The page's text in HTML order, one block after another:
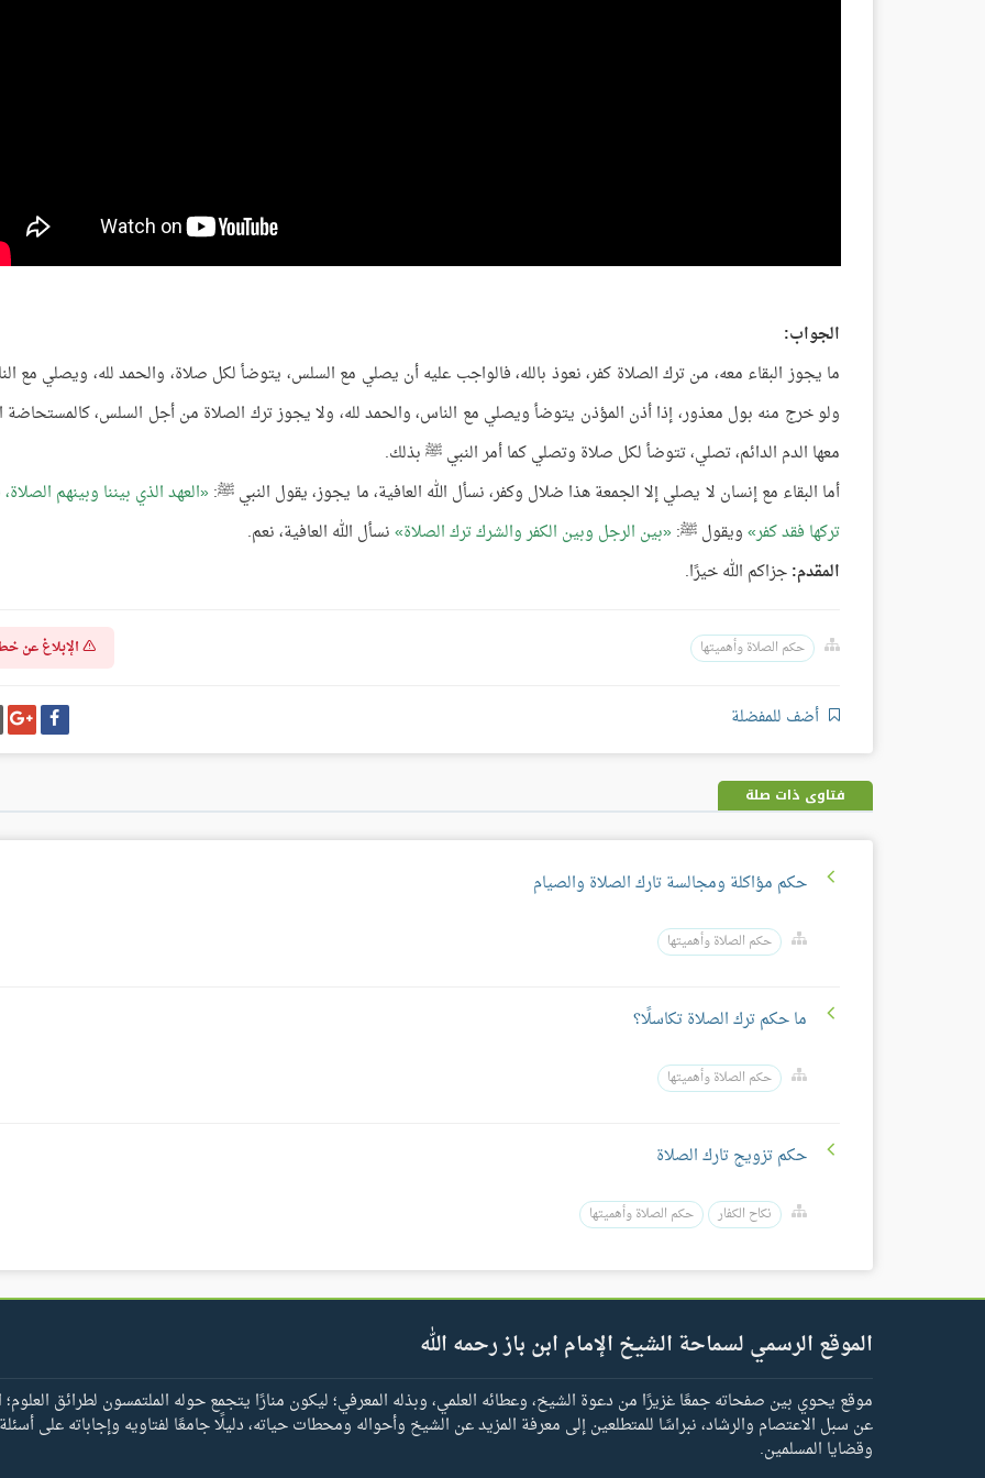
الجواب:
ما يجوز البقاء معه، من ترك الصلاة كفر، نعوذ بالله، فالواجب عليه أن يصلي مع السلس، يتوضأ لكل صلاة، والحمد لله، ويصلي مع
ولو خرج منه بول معذور، إذا أذن المؤذن يتوضأ ويصلي مع الناس، والحمد لله، ولا يجوز ترك الصلاة من أجل السلس، كالمستحاضة
معها الدم الدائم، تصلي، تتوضأ لكل صلاة وتصلي كما أمر النبي ﷺ بذلك.
أما البقاء مع إنسان لا يصلي إلا الجمعة هذا ضلال وكفر، نسأل الله العافية، ما يجوز، يقول النبي ﷺ: العهد الذي بيننا وبينهم
تركها فقد كفر ويقول ﷺ: بين الرجل وبين الكفر والشرك ترك الصلاة نسأل الله العافية، نعم.
المقدم:جزاكم الله خيرًا.
حكم الصلاة وأهميتها الإبلاغ عن
أضف للمفضلة شارك
على
فيسبوك
فتاوى ذات صلة
حكم مؤاكلة ومجالسة تارك الصلاة والصيام
حكم الصلاة وأهميتها
ما حكم ترك الصلاة تكاسلًا؟
حكم الصلاة وأهميتها
حكم تزويج تارك الصلاة
نكاح الكفار حكم الصلاة وأهميتها
الموقع الرسمي لسماحة الشيخ الإمام ابن باز رحمه الله
موقع يحوي بين صفحاته جمعًا غزيرًا من دعوة الشيخ، وعطائه العلمي، وبذله المعرفي؛ ليكون منارًا يتجمع حوله الملتمسون لطرائق العلوم؛
عن سبل الاعتصام والرشاد، نبراسًا للمتطلعين إلى معرفة المزيد عن الشيخ وأحواله ومحطات حياته، دليلًا جامعًا لفتاويه وإجاباته على
وقضايا المسلمين.